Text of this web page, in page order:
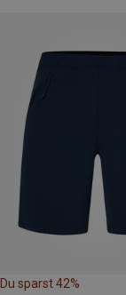
Du sparst 42%